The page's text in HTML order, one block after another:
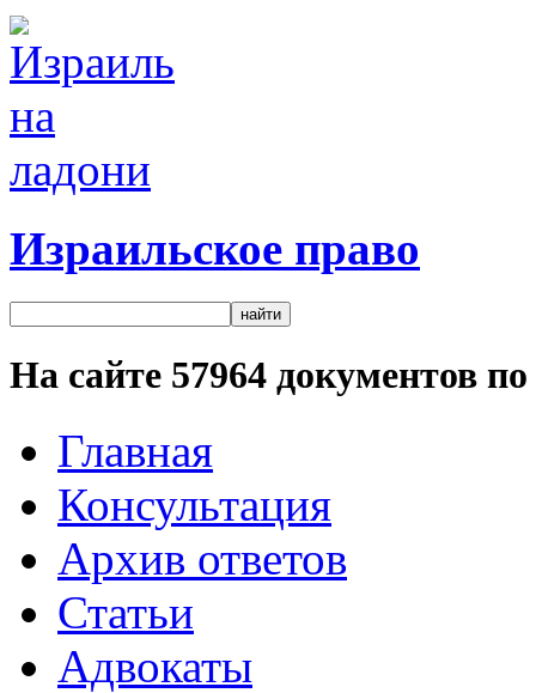
Израильское право
На сайте 57964 документов
Главная
Консультация
Архив ответов
Статьи
Адвокаты